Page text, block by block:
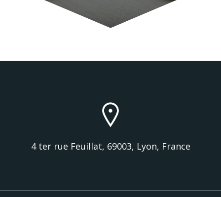
4 ter rue Feuillat, 69003, Lyon, France